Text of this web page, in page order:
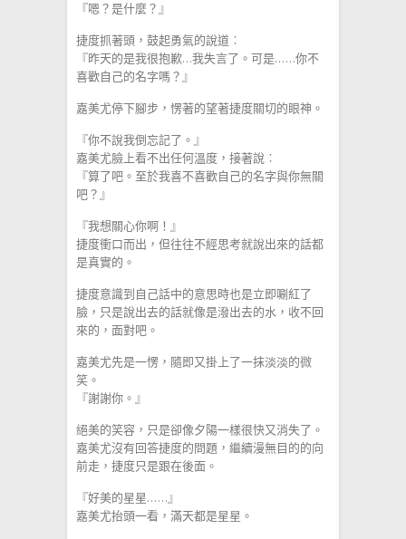
『嗯？是什麼？』
捷度抓著頭，鼓起勇氣的說道︰
『昨天的是我很抱歉…我失言了。可是……你不
喜歡自己的名字嗎？』
嘉美尤停下腳步，愣著的望著捷度關切的眼神。
『你不說我倒忘記了。』
嘉美尤臉上看不出任何溫度，接著說︰
『算了吧。至於我喜不喜歡自己的名字與你無關
吧？』
『我想關心你啊！』
捷度衝口而出，但往往不經思考就說出來的話都
是真實的。
捷度意識到自己話中的意思時也是立即唰紅了
臉，只是說出去的話就像是潑出去的水，收不回
來的，面對吧。
嘉美尤先是一愣，隨即又掛上了一抹淡淡的微
笑。
『謝謝你。』
絕美的笑容，只是卻像夕陽一樣很快又消失了。
嘉美尤沒有回答捷度的問題，繼續漫無目的的向
前走，捷度只是跟在後面。
『好美的星星……』
嘉美尤抬頭一看，滿天都是星星。